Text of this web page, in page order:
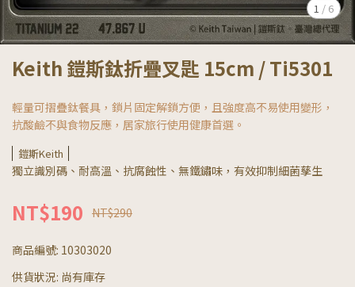
1 / 6
Keith 鎧斯鈦折疊叉匙 15cm / Ti5301
輕量可摺疊鈦餐具，鎖片固定解鎖方便，且強度高不易使用變形，
抗酸鹼不與食物反應，居家旅行使用健康首選。
鎧斯Keith
獨立識別碼、耐高溫、抗腐蝕性、無鐵鏽味，有效抑制細菌孳生
NT$190 NT$290
商品編號: 10303020
供貨狀況: 尚有庫存